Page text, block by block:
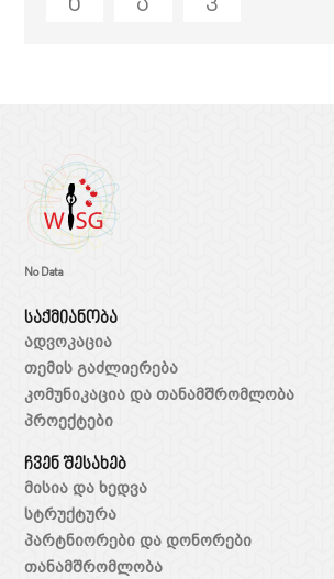
No Data
საქმიანობა
ადვოკაცია
თემის გაძლიერება
კომუნიკაცია და თანამშრომლობა
პროექტები
ჩვენ შესახებ
მისია და ხედვა
სტრუქტურა
პარტნიორები და დონორები
თანამშრომლობა